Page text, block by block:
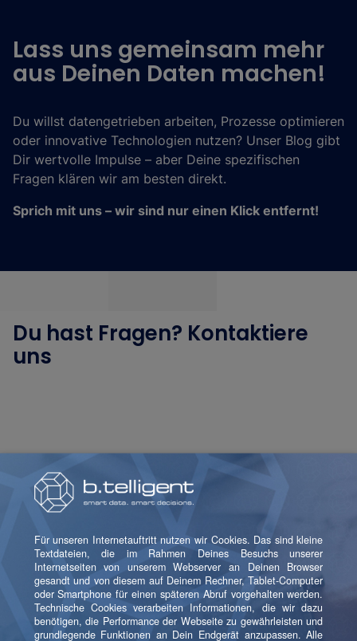
Lass uns gemeinsam mehr
aus Deinen Daten machen!
Du willst datengetrieben arbeiten, Prozesse optimieren
oder innovative Technologien nutzen? Unser Blog gibt
Dir wertvolle Impulse – aber Deine spezifischen
Fragen klären wir am besten direkt.
Sprich mit uns – wir sind nur einen Klick entfernt!
Du hast Fragen? Kontaktiere
uns
Olaf Bowe
Domain Lead Insights & Information Design